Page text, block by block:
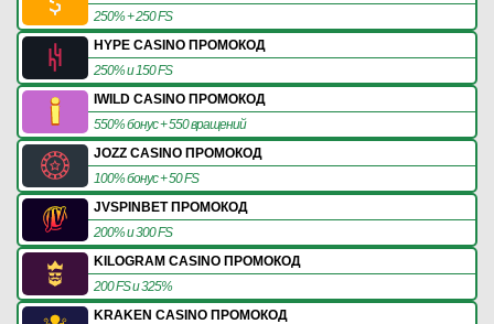
250% + 250 FS
HYPE CASINO ПРОМОКОД
250% и 150 FS
IWILD CASINO ПРОМОКОД
550% бонус + 550 вращений
JOZZ CASINO ПРОМОКОД
100% бонус + 50 FS
JVSPINBET ПРОМОКОД
200% и 300 FS
KILOGRAM CASINO ПРОМОКОД
200 FS и 325%
KRAKEN CASINO ПРОМОКОД